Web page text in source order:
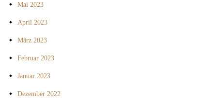
Mai 2023
April 2023
März 2023
Februar 2023
Januar 2023
Dezember 2022